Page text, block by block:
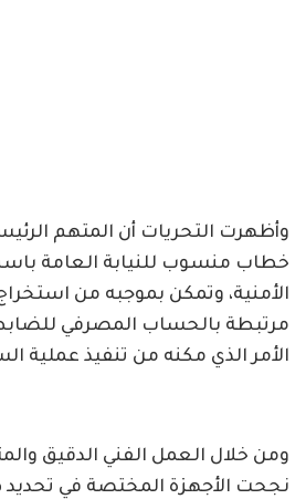
وأظهرت التحريات أن المتهم
خطاب منسوب للنيابة العامة
الأمنية، وتمكن بموجبه من
مرتبطة بالحساب المصرفي
الأمر الذي مكنه من تنفيذ عملية
ومن خلال العمل الفني الدقيق
نجحت الأجهزة المختصة في تحديد